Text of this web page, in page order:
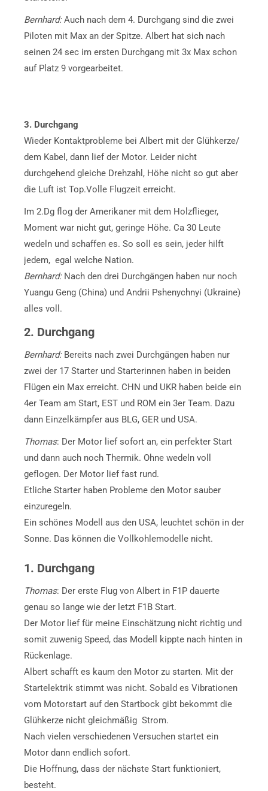
Bernhard:Auch nach dem 4. Durchgang sind die zwei
Piloten mit Max an der Spitze. Albert hat sich nach
seinen 24 sec im ersten Durchgang mit 3x Max schon
auf Platz 9 vorgearbeitet.
3. Durchgang
Wieder Kontaktprobleme bei Albert mit der Glühkerze/
dem Kabel, dann lief der Motor. Leider nicht
durchgehend gleiche Drehzahl, Höhe nicht so gut aber
die Luft ist Top.Volle Flugzeit erreicht.
Im 2.Dg flog der Amerikaner mit dem Holzflieger,
Moment war nicht gut, geringe Höhe. Ca 30 Leute
wedeln und schaffen es. So soll es sein, jeder hilft
jedem, egal welche Nation.
Bernhard: Nach den drei Durchgängen haben nur noch
Yuangu Geng (China) und Andrii Pshenychnyi (Ukraine)
alles voll.
2. Durchgang
Bernhard: Bereits nach zwei Durchgängen haben nur
zwei der 17 Starter und Starterinnen haben in beiden
Flügen ein Max erreicht. CHN und UKR haben beide ein
4er Team am Start, EST und ROM ein 3er Team. Dazu
dann Einzelkämpfer aus BLG, GER und USA.
Thomas: Der Motor lief sofort an, ein perfekter Start
und dann auch noch Thermik. Ohne wedeln voll
geflogen. Der Motor lief fast rund.
Etliche Starter haben Probleme den Motor sauber
einzuregeln.
Ein schönes Modell aus den USA, leuchtet schön in der
Sonne. Das können die Vollkohlemodelle nicht.
1. Durchgang
Thomas: Der erste Flug von Albert in F1P dauerte
genau so lange wie der letzt F1B Start.
Der Motor lief für meine Einschätzung nicht richtig und
somit zuwenig Speed, das Modell kippte nach hinten in
Rückenlage.
Albert schafft es kaum den Motor zu starten. Mit der
Startelektrik stimmt was nicht. Sobald es Vibrationen
vom Motorstart auf den Startbock gibt bekommt die
Glühkerze nicht gleichmäßig Strom.
Nach vielen verschiedenen Versuchen startet ein
Motor dann endlich sofort.
Die Hoffnung, dass der nächste Start funktioniert,
besteht.